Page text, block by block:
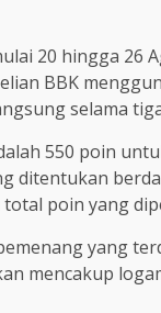
20 hingga 26
BBK
selama
550 poin
ditentukan
poin yang
yang
mencakup